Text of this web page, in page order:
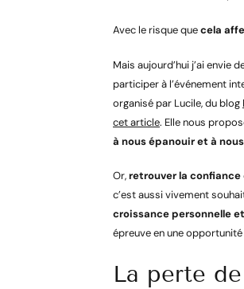
Avec le risque quecela
Mais aujourd’hui j’ai envie
participer à l’événement
organisé par Lucile, du blog
cet article. Elle nous
à nous épanouir et à
Or,retrouver la
c’est aussi vivement
croissance personnelle
épreuve en une
La perte